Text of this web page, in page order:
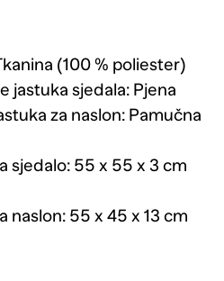
(100 % poliester)
jastuka sjedala: Pjena
za naslon: Pamučna
sjedalo: 55 x 55 x 3 cm
naslon: 55 x 45 x 13 cm